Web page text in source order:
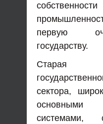
первую
государству.
Старая
сектора,
основными
системами,